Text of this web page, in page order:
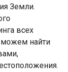
Земли.
всех
можем найти